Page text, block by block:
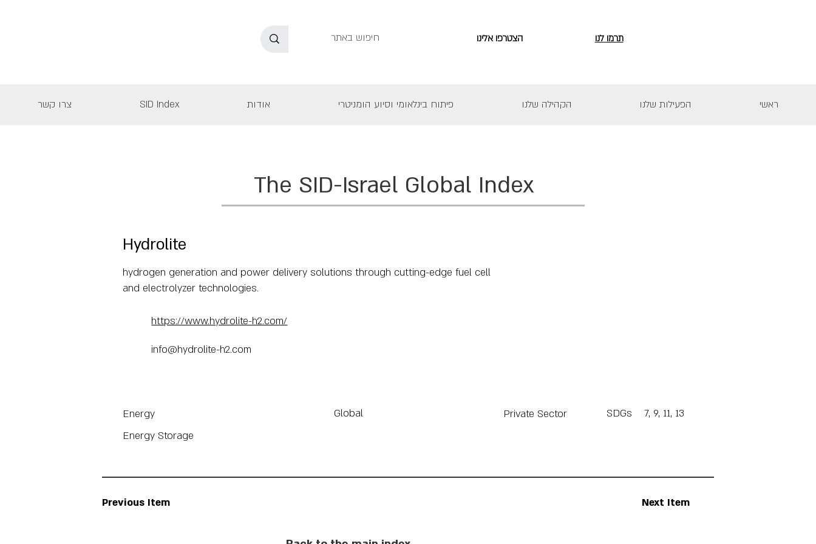
ראשי הפעילות שלנו הקהילה שלנו פיתוח בינלאומי וסיוע הומניטרי אודות SID Index צרו קשר
הצטרפו אלינו תרמו לנו
The SID-Israel Global Index
Hydrolite
hydrogen generation and power delivery solutions through cutting-edge fuel cell
and electrolyzer technologies.
https://www.hydrolite-h2.com/
info@hydrolite-h2.com
Next Item
Previous Item
Energy
Energy Storage
Global Private Sector SDGs 7, 9, 11, 13